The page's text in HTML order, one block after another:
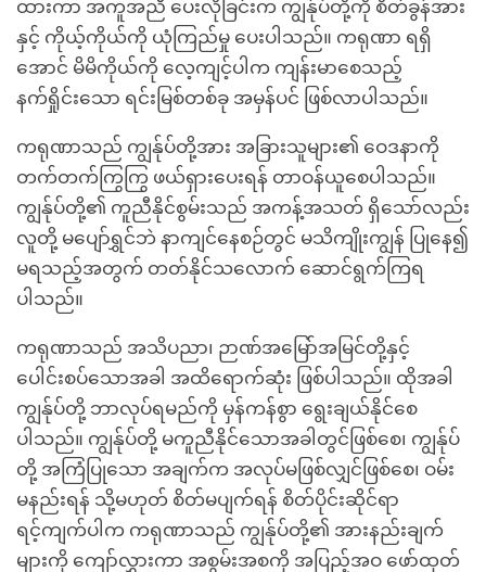
ထားကာ အကူအညီ ပေးလိုခြင်းက ကျွန်ုပ်တို့ကို စိတ်ခွန်အား
နှင့် ကိုယ့်ကိုယ်ကို ယုံကြည်မှု ပေးပါသည်။ ကရုဏာ ရရှိ
အောင် မိမိကိုယ်ကို လေ့ကျင့်ပါက ကျန်းမာစေသည့်
နက်ရှိုင်းသော ရင်းမြစ်တစ်ခု အမှန်ပင် ဖြစ်လာပါသည်။
ကရုဏာသည် ကျွန်ုပ်တို့အား အခြားသူများ၏ ဝေဒနာကို
တက်တက်ကြွကြွ ဖယ်ရှားပေးရန် တာဝန်ယူစေပါသည်။
ကျွန်ုပ်တို့၏ ကူညီနိုင်စွမ်းသည် အကန့်အသတ် ရှိသော်လည်း
လူတို့ မပျော်ရွှင်ဘဲ နာကျင်နေစဉ်တွင် မသိကျိုးကျွန် ပြုနေ၍
မရသည့်အတွက် တတ်နိုင်သလောက် ဆောင်ရွက်ကြရ
ပါသည်။
ကရုဏာသည် အသိပညာ၊ ဉာဏ်အမြော်အမြင်တို့နှင့်
ပေါင်းစပ်သောအခါ အထိရောက်ဆုံး ဖြစ်ပါသည်။ ထိုအခါ
ကျွန်ုပ်တို့ ဘာလုပ်ရမည်ကို မှန်ကန်စွာ ရွေးချယ်နိုင်စေ
ပါသည်။ ကျွန်ုပ်တို့ မကူညီနိုင်သောအခါတွင်ဖြစ်စေ၊ ကျွန်ုပ်
တို့ အကြံပြုသော အချက်က အလုပ်မဖြစ်လျှင်ဖြစ်စေ၊ ဝမ်း
မနည်းရန် သို့မဟုတ် စိတ်မပျက်ရန် စိတ်ပိုင်းဆိုင်ရာ
ရင့်ကျက်ပါက ကရုဏာသည် ကျွန်ုပ်တို့၏ အားနည်းချက်
များကို ကျော်လွှားကာ အစွမ်းအစကို အပြည့်အဝ ဖော်ထုတ်